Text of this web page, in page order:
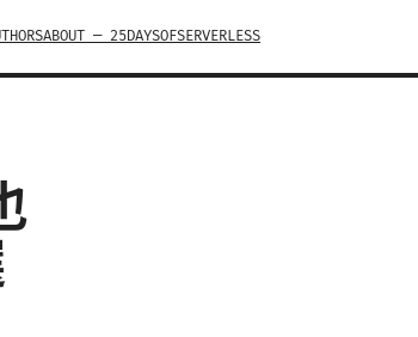
ABOUT — 25DAYSOFSERVERLESS